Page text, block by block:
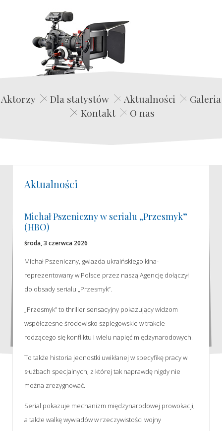
Edwin Film Agencja Aktorska
Aktorzy Dla statystów Aktualności
Galeria
Kontakt
O nas
Aktualności
Michał Pszeniczny w serialu „Przesmyk”
(HBO)
środa, 3 czerwca 2026
Michał Pszeniczny, gwiazda ukraińskiego kina-
reprezentowany w Polsce przez naszą Agencję dołączył
do obsady serialu „Przesmyk”.
„Przesmyk” to thriller sensacyjny pokazujący widzom
współczesne środowisko szpiegowskie w trakcie
rodzącego się konfliktu i wielu napięć międzynarodowych.
To także historia jednostki uwikłanej w specyfikę pracy w
służbach specjalnych, z której tak naprawdę nigdy nie
można zrezygnować.
Serial pokazuje mechanizm międzynarodowej prowokacji,
a także walkę wywiadów w rzeczywistości wojny